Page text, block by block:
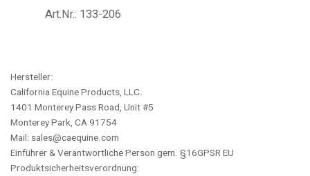
Art.Nr.: 133-206
Hersteller:
California Equine Products, LLC.
1401 Monterey Pass Road, Unit #5
Monterey Park, CA 91754
Mail: sales@caequine.com
Einführer & Verantwortliche Person gem. §16GPSR EU
Produktsicherheitsverordnung: